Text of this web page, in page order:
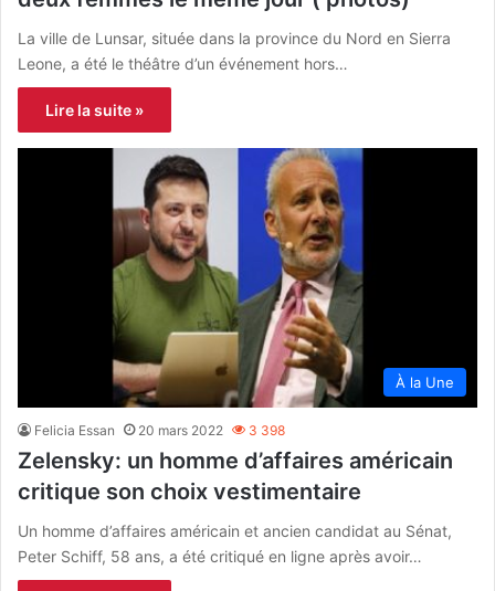
La ville de Lunsar, située dans la province du Nord en Sierra
Leone, a été le théâtre d’un événement hors…
Lire la suite »
À la Une
Felicia Essan 20 mars 2022 3 398
Zelensky: un homme d’affaires américain
critique son choix vestimentaire
Un homme d’affaires américain et ancien candidat au Sénat,
Peter Schiff, 58 ans, a été critiqué en ligne après avoir…